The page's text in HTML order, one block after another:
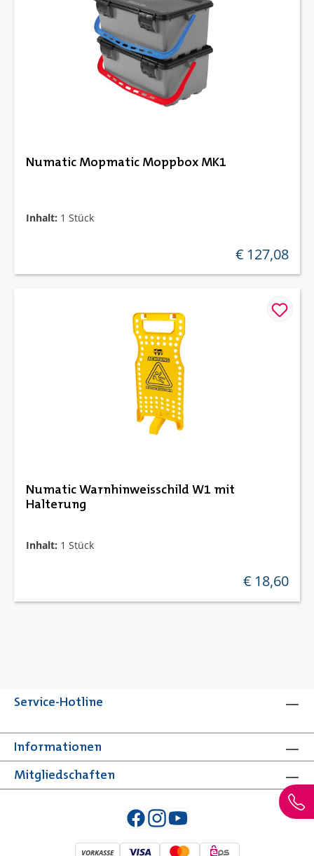
Numatic Mopmatic Moppbox MK1
Inhalt: 1 Stück
regulärer preis:
€ 127,08
Numatic Warnhinweisschild W1 mit
Halterung
Inhalt: 1 Stück
regulärer
€ 18,60
Service-Hotline
Mitgliedschaften
Informationen
VORKASSE